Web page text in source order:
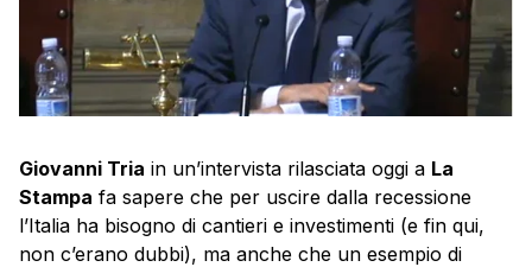
Giovanni Tria in un’intervista rilasciata oggi a La
Stampa fa sapere che per uscire dalla recessione
l’Italia ha bisogno di cantieri e investimenti (e fin qui,
non c’erano dubbi), ma anche che un esempio di